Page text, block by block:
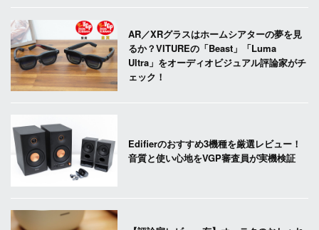
AR／XRグラスはホームシアターの夢を見
るか？VITUREの「Beast」「Luma
Ultra」をオーディオビジュアル評論家がチ
ェック！
Edifierのおすすめ3機種を厳選レビュー！
音質と使い心地をVGP審査員が実機検証